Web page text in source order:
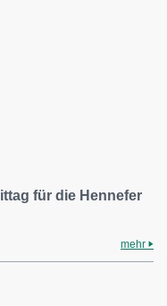
für die Hennefer
mehr